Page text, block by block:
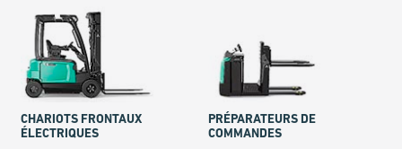
CHARIOTS FRONTAUX
ÉLECTRIQUES
PRÉPARATEURS DE
COMMANDES